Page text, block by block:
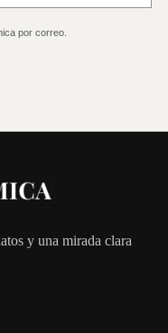
por correo.
y una mirada clara